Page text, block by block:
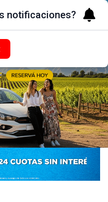
notificaciones?